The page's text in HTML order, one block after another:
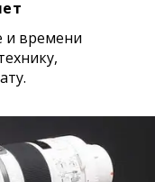
и времени